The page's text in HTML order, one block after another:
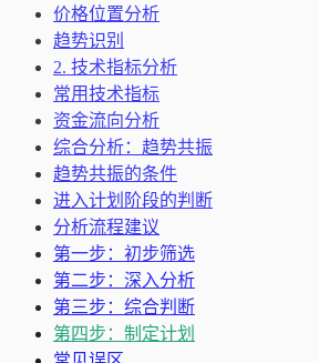
价格位置分析
趋势识别
2. 技术指标分析
常用技术指标
资金流向分析
综合分析：趋势共振
趋势共振的条件
进入计划阶段的判断
分析流程建议
第一步：初步筛选
第二步：深入分析
第三步：综合判断
第四步：制定计划